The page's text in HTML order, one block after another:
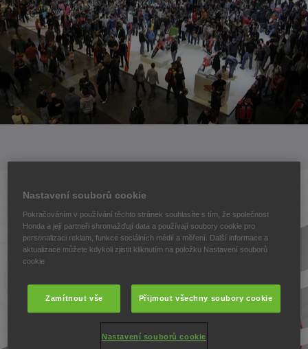
Nastavení souborů cookie
Pokračováním v používání těchto stránek souhlasíte s tím, že společnost
Honda a její partneři shromažďují data a používají soubory cookie pro
personalizaci reklam, funkce sociálních médií a měření. Další informace a
aktualizace můžete kdykoli zjistit kliknutím na položku Nastavení souborů
cookie
Zamítnout vše Přijmout všechny soubory cookie
Nastavení souborů cookie